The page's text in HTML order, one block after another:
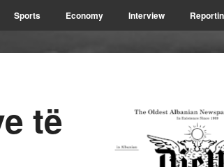
Sports Economy Interview
të